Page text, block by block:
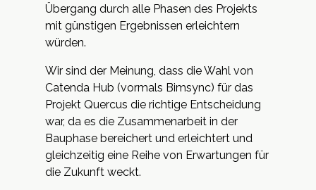
Übergang durch alle Phasen des Projekts
mit günstigen Ergebnissen erleichtern
würden.
Wir sind der Meinung, dass die Wahl von
Catenda Hub (vormals Bimsync) für das
Projekt Quercus die richtige Entscheidung
war, da es die Zusammenarbeit in der
Bauphase bereichert und erleichtert und
gleichzeitig eine Reihe von Erwartungen für
die Zukunft weckt.